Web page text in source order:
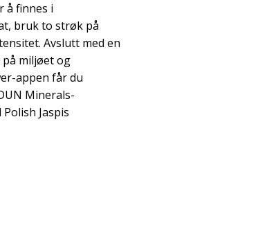
å finnes i
bruk to strøk på
Avslutt med en
miljøet og
appen får du
Minerals-
Jaspis